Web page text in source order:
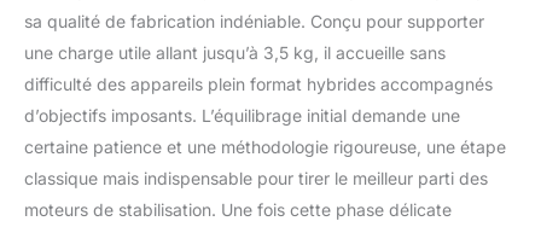
complexes. 【Charge
utile jusqu’à 3,5kg &
passage vertical
rapide】Conçu pour les
configurations
stabilisateur caméra
supporte jusqu’à 3,5
kg. Le changement
sa qualité de fabrication indéniable. Conçu pour supporter
une charge utile allant jusqu’à 3,5 kg, il accueille sans
difficulté des appareils plein format hybrides accompagnés
d’objectifs imposants. L’équilibrage initial demande une
certaine patience et une méthodologie rigoureuse, une étape
classique mais indispensable pour tirer le meilleur parti des
moteurs de stabilisation. Une fois cette phase délicate